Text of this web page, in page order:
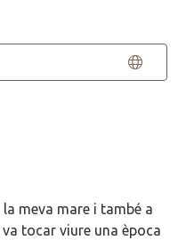
meva mare i també a
tocar viure una època